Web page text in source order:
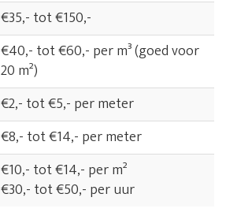
€35,- tot €150,-
€40,- tot €60,- per m³ (goed voor
20 m²)
€2,- tot €5,- per meter
€8,- tot €14,- per meter
€10,- tot €14,- per m²
€30,- tot €50,- per uur